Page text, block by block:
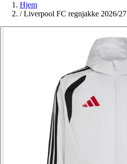
Hjem
/ Liverpool FC regnjakke 2026/27